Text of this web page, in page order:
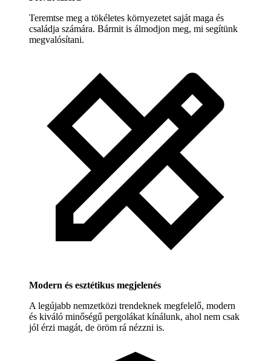
Teremtse meg a tökéletes környezetet saját maga és
családja számára. Bármit is álmodjon meg, mi segítünk
megvalósítani.
Modern és esztétikus megjelenés
A legújabb nemzetközi trendeknek megfelelő, modern
és kiváló minőségű pergolákat kínálunk, ahol nem csak
jól érzi magát, de öröm rá nézzni is.